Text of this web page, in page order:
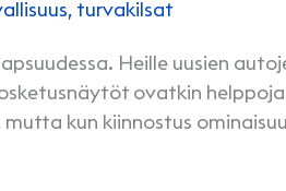
, turvakilsat
Heille uusien
ovatkin
kun kiinnostus